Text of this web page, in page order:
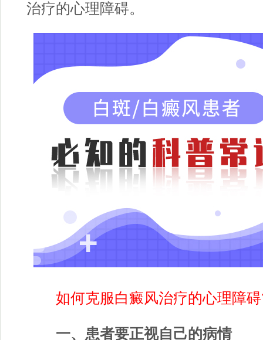
治疗的心理障碍。
如何克服白癜风治疗的心理障碍
一、患者要正视自己的病情